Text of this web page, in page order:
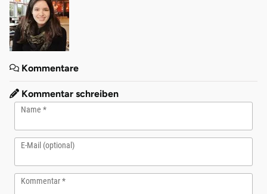
Kommentare
Kommentar schreiben
Name
E-Mail (optional)
Kommentar